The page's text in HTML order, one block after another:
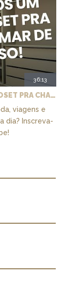
36:13
EP. 6: A SAGA DA CASA - TEMOS UM CLOSET PRA CHAMAR DE NOSSO + MARCENARIA E PAISAGISMO
viagens e
dia? Inscreva-